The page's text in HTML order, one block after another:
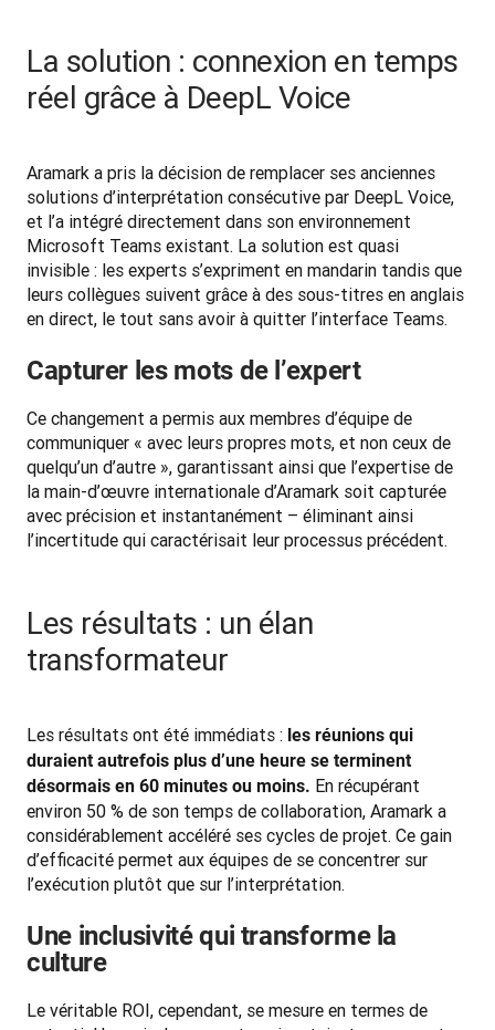
La solution : connexion en temps
réel grâce à DeepL Voice
Aramark a pris la décision de remplacer ses anciennes
solutions d’interprétation consécutive par DeepL Voice,
et l’a intégré directement dans son environnement
Microsoft Teams existant. La solution est quasi
invisible : les experts s’expriment en mandarin tandis que
leurs collègues suivent grâce à des sous-titres en anglais
en direct, le tout sans avoir à quitter l’interface Teams.
Capturer les mots de l’expert
Ce changement a permis aux membres d’équipe de
communiquer « avec leurs propres mots, et non ceux de
quelqu’un d’autre », garantissant ainsi que l’expertise de
la main-d’œuvre internationale d’Aramark soit capturée
avec précision et instantanément – éliminant ainsi
l’incertitude qui caractérisait leur processus précédent.
Les résultats : un élan
transformateur
Les résultats ont été immédiats : les réunions qui
duraient autrefois plus d’une heure se terminent
désormais en 60 minutes ou moins. En récupérant
environ 50 % de son temps de collaboration, Aramark a
considérablement accéléré ses cycles de projet. Ce gain
d’efficacité permet aux équipes de se concentrer sur
l’exécution plutôt que sur l’interprétation.
Une inclusivité qui transforme la
culture
Le véritable ROI, cependant, se mesure en termes de